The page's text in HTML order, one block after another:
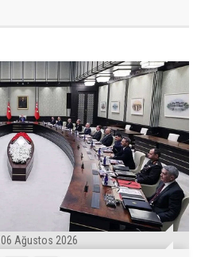
06 Ağustos 2026